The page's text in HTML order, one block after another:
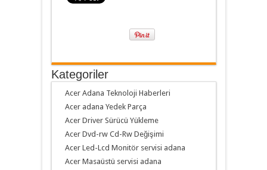
Kategoriler
Acer Adana Teknoloji Haberleri
Acer adana Yedek Parça
Acer Driver Sürücü Yükleme
Acer Dvd-rw Cd-Rw Değişimi
Acer Led-Lcd Monitör servisi adana
Acer Masaüstü servisi adana